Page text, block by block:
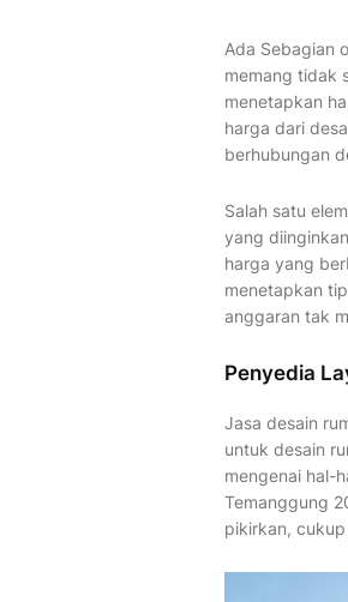
Ada Sebagian
memang tidak
menetapkan
harga dari
berhubungan
Salah satu
yang
harga yang
menetapkan
anggaran tak
Penyedia
Jasa desain
untuk desain
mengenai hal-
Temanggung
pikirkan,